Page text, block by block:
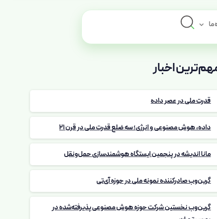
ما
اخبار
قدرت ملی در عصر داده
داده، هوش مصنوعی و انرژی؛ سه ضلع قدرت ملی در قرن 21
مانا اندیشه در پنجمین ایستگاه هوشمندسازی حمل‌ونقل
گرین‌وب صادرکننده نمونه ملی در حوزه آی‌تی
گرین‌وب نخستین شرکت حوزه هوش مصنوعی پذیرفته‌شده در